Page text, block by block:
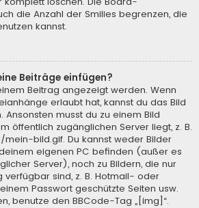
die Anzahl der Smilies begrenzen, die
kannst.
Beiträge einfügen?
Beitrag angezeigt werden. Wenn
erlaubt hat, kannst du das Bild
musst du zu einem Bild
öffentlich zugänglichen Server liegt, z. B.
bild.gif. Du kannst weder Bilder
eigenen PC befinden (außer es
Server), noch zu Bildern, die nur
sind, z. B. Hotmail- oder
Passwort geschützte Seiten usw.
benutze den BBCode-Tag „[img]“.